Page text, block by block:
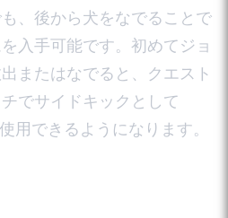
、後から犬をなでることで
入手可能です。初めてジョ
またはなでると、クエスト
でサイドキックとして
用できるようになります。